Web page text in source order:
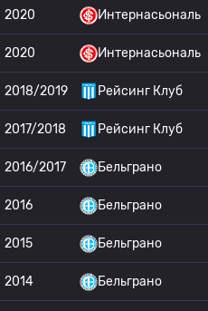
2020 Интернасьональ
2020 Интернасьональ
2018/2019 Рейсинг Клуб
2017/2018 Рейсинг Клуб
2016/2017 Бельграно
2016 Бельграно
2015 Бельграно
2014 Бельграно